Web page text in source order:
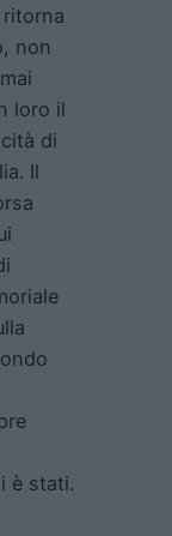
non
loro il
di
Il
è stati.